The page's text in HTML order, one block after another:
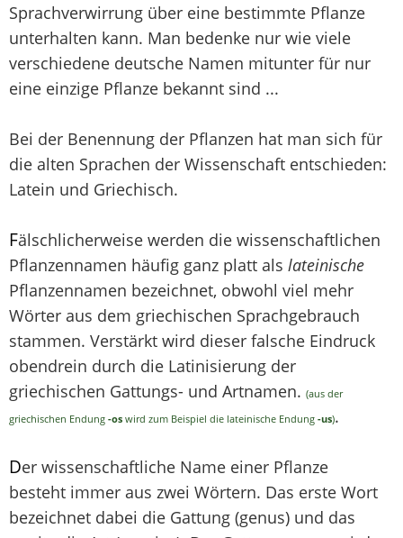
Sprachverwirrung über eine bestimmte Pflanze
unterhalten kann. Man bedenke nur wie viele
verschiedene deutsche Namen mitunter für nur
eine einzige Pflanze bekannt sind ...
Bei der Benennung der Pflanzen hat man sich für
die alten Sprachen der Wissenschaft entschieden:
Latein und Griechisch.
Fälschlicherweise werden die wissenschaftlichen
Pflanzennamen häufig ganz platt als lateinische
Pflanzennamen bezeichnet, obwohl viel mehr
Wörter aus dem griechischen Sprachgebrauch
stammen. Verstärkt wird dieser falsche Eindruck
obendrein durch die Latinisierung der
griechischen Gattungs- und Artnamen. (aus der
griechischen Endung -os wird zum Beispiel die lateinische Endung -us).
Der wissenschaftliche Name einer Pflanze
besteht immer aus zwei Wörtern. Das erste Wort
bezeichnet dabei die Gattung (genus) und das